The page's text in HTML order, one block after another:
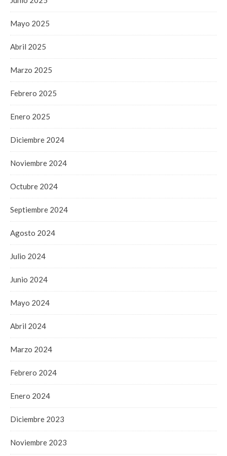
Mayo 2025
Abril 2025
Marzo 2025
Febrero 2025
Enero 2025
Diciembre 2024
Noviembre 2024
Octubre 2024
Septiembre 2024
Agosto 2024
Julio 2024
Junio 2024
Mayo 2024
Abril 2024
Marzo 2024
Febrero 2024
Enero 2024
Diciembre 2023
Noviembre 2023